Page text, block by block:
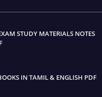
STUDY MATERIALS NOTES
IN TAMIL & ENGLISH PDF